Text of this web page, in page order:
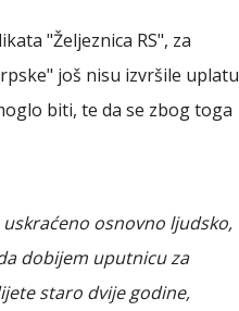
"Željeznica RS", za
još nisu izvršile uplatu
biti, te da se zbog toga
osnovno ljudsko,
dobijem uputnicu za
staro dvije godine,